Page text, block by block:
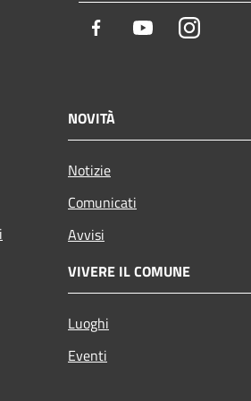
Facebook YoutubeInstagram
NOVITÀ
Notizie
Comunicati
Avvisi
VIVERE IL COMUNE
Luoghi
Eventi